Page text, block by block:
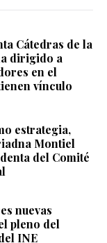
Cátedras de la
dirigido a
en el
vínculo
estrategia,
Montiel
del Comité
nuevas
pleno del
INE